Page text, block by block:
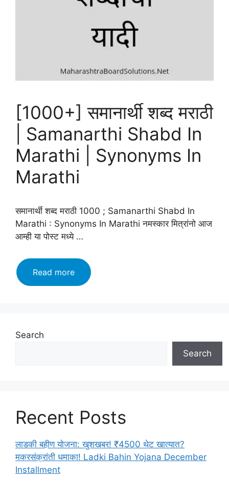
[1000+] समानार्थी शब्द मराठी
| Samanarthi Shabd In
Marathi | Synonyms In
Marathi
समानार्थी शब्द मराठी 1000 ; Samanarthi Shabd In
Marathi : Synonyms In Marathi नमस्कार मित्रांनो आज
आम्ही या पोस्ट मध्ये …
Read more[1000+]
समानार्थी
Marathi
Search
Search
Recent Posts
लाडकी बहीण योजना: खुशखबर! ₹4500 थेट खात्यात?
मकरसंक्रांती धमाका! Ladki Bahin Yojana December
Installment